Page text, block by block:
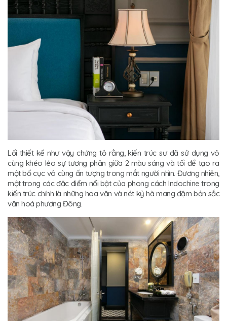
Lối thiết kế như vậy chứng tỏ rằng, kiến trúc sư đã sử dụng vô
cùng khéo léo sự tương phản giữa 2 màu sáng và tối để tạo ra
một bố cục vô cùng ấn tượng trong mắt người nhìn. Đương nhiên,
một trong các đặc điểm nổi bật của phong cách Indochine trong
kiến trúc chính là những hoa văn và nét kỷ hà mang đậm bản sắc
văn hoá phương Đông.